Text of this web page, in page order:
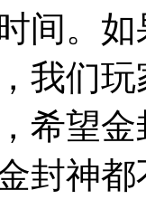
间。
我们
希望
封神